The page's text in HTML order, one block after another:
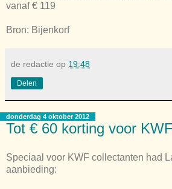
vanaf € 119
Bron: Bijenkorf
de redactie op 19:48
Delen
donderdag 4 oktober 2012
Tot € 60 korting voor
Speciaal voor KWF collectanten had
aanbieding: